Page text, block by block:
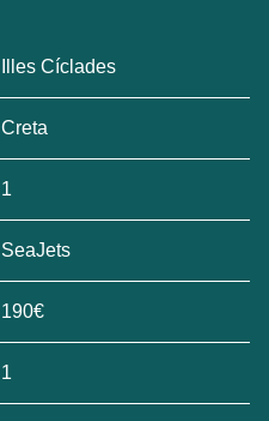
Illes Cíclades
Creta
1
SeaJets
190€
1